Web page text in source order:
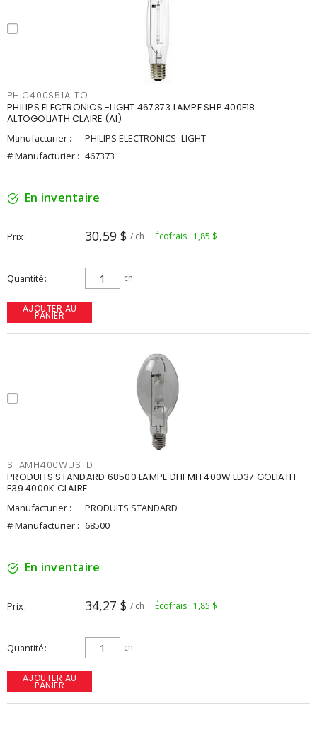
PHIC400S51ALTO
PHILIPS ELECTRONICS -LIGHT 467373 LAMPE SHP 400E18
ALTOGOLIATH CLAIRE (AI)
Manufacturier :
PHILIPS ELECTRONICS -LIGHT
# Manufacturier : 467373
En inventaire
Prix 30,59 $ / ch Écofrais : 1,85 $
Quantité ch
AJOUTER AU
PANIER
STAMH400WUSTD
PRODUITS STANDARD 68500 LAMPE DHI MH 400W ED37 GOLIATH
E39 4000K CLAIRE
Manufacturier :
PRODUITS STANDARD
# Manufacturier : 68500
En inventaire
Prix 34,27 $ / ch Écofrais : 1,85 $
Quantité ch
AJOUTER AU
PANIER